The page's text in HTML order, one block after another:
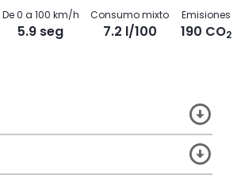
De 0 a 100 km/h
5.9 seg
Consumo mixto
7.2 l/100
Emisiones
190 CO2